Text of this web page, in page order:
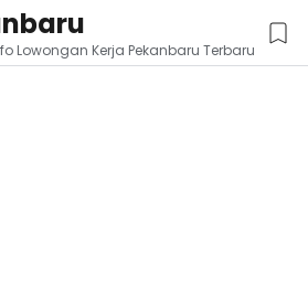
Lowongan Kerja Pekanbaru Terbaru